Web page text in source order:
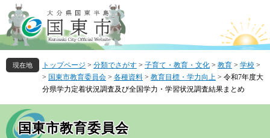
ー
ジ
の
先
頭
ニ
ュ
ー
を
飛
本
文
トップページ > 分類でさがす > 子育て・教育・文化 > 教育 > 学校 >
> 国東市教育委員会 > 各種資料 > 教育目標・学力向上 > 令和7年度大
分県学力定着状況調査及び全国学力・学習状況調査結果まとめ
国東市教育委員会